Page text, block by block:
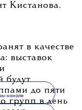
Кистанова.
в качестве
выставок
будут
до пяти
групп в день
канале